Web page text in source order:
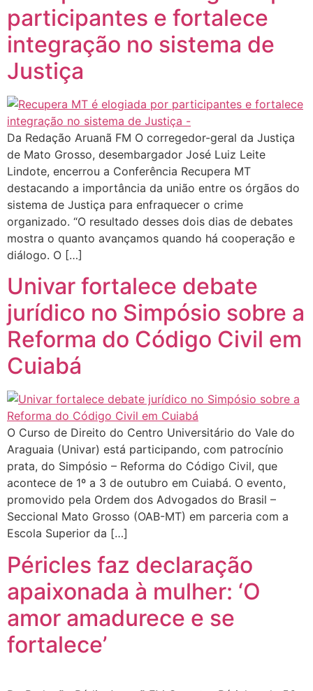
participantes e fortalece
integração no sistema de
Justiça
Da Redação Aruanã FM O corregedor-geral da Justiça
de Mato Grosso, desembargador José Luiz Leite
Lindote, encerrou a Conferência Recupera MT
destacando a importância da união entre os órgãos do
sistema de Justiça para enfraquecer o crime
organizado. “O resultado desses dois dias de debates
mostra o quanto avançamos quando há cooperação e
diálogo. O […]
Univar fortalece debate
jurídico no Simpósio sobre a
Reforma do Código Civil em
Cuiabá
O Curso de Direito do Centro Universitário do Vale do
Araguaia (Univar) está participando, com patrocínio
prata, do Simpósio – Reforma do Código Civil, que
acontece de 1º a 3 de outubro em Cuiabá. O evento,
promovido pela Ordem dos Advogados do Brasil –
Seccional Mato Grosso (OAB-MT) em parceria com a
Escola Superior da […]
Péricles faz declaração
apaixonada à mulher: ‘O
amor amadurece e se
fortalece’